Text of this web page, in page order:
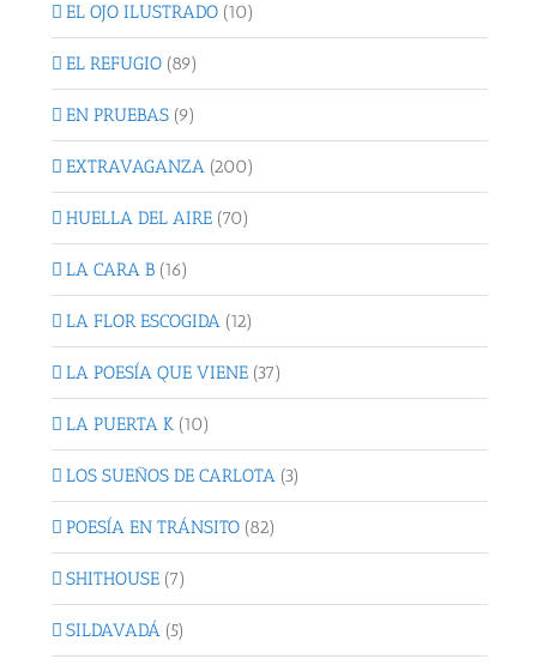
EL OJO ILUSTRADO (10)
EL REFUGIO (89)
EN PRUEBAS (9)
EXTRAVAGANZA (200)
HUELLA DEL AIRE (70)
LA CARA B (16)
LA FLOR ESCOGIDA (12)
LA POESÍA QUE VIENE (37)
LA PUERTA K (10)
LOS SUEÑOS DE CARLOTA (3)
POESÍA EN TRÁNSITO (82)
SHITHOUSE (7)
SILDAVADÁ (5)